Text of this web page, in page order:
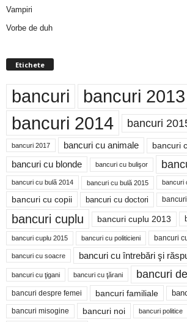
Vampiri
Vorbe de duh
Etichete
bancuri bancuri 2013
bancuri 2014 bancuri
bancuri 2017 bancuri cu animale bancuri
bancuri cu blonde bancuri cu bulişor
bancuri cu bulă 2014 bancuri cu bulă 2015 bancuri
bancuri cu copii bancuri cu doctori
bancuri cuplu bancuri cuplu 2013
bancuri cuplu 2015 bancuri cu politicieni bancuri
bancuri cu soacre bancuri cu întrebări şi
bancuri cu ţigani bancuri cu ţărani bancuri
bancuri despre femei bancuri familiale
bancuri misogine bancuri noi bancuri politice